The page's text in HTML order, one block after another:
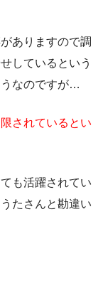
ありますので調
しているという
なのですが…
されているとい
も活躍されてい
たさんと勘違い